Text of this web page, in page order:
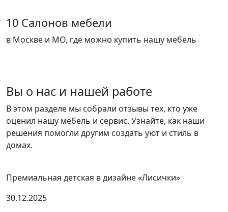
10 Салонов мебели
в Москве и МО, где можно купить нашу мебель
Вы о нас и нашей работе
В этом разделе мы собрали отзывы тех, кто уже
оценил нашу мебель и сервис. Узнайте, как наши
решения помогли другим создать уют и стиль в
домах.
Премиальная детская в дизайне «Лисички»
30.12.2025